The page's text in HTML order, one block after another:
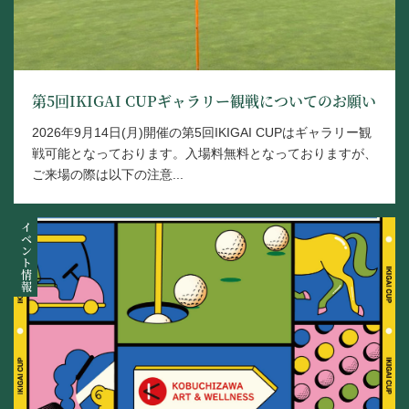
第5回IKIGAI CUPギャラリー観戦についてのお願い
2026年9月14日(月)開催の第5回IKIGAI CUPはギャラリー観
戦可能となっております。入場料無料となっておりますが、
ご来場の際は以下の注意...
イベント情報